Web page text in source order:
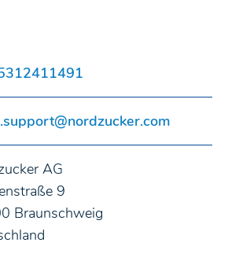
AG
9
Braunschweig